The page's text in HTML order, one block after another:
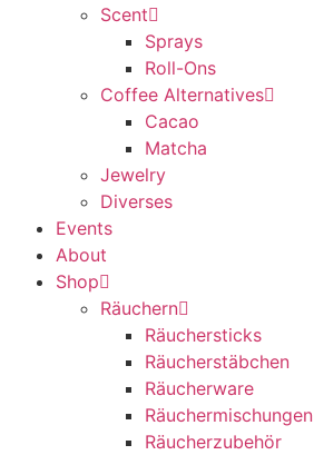
Scent
Sprays
Roll-Ons
Coffee Alternatives
Cacao
Matcha
Jewelry
Diverses
Events
About
Shop
Räuchern
Räuchersticks
Räucherstäbchen
Räucherware
Räuchermischungen
Räucherzubehör